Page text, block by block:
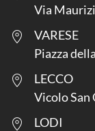
Via
VARESE
Piazza
LECCO
Vicolo San
LODI